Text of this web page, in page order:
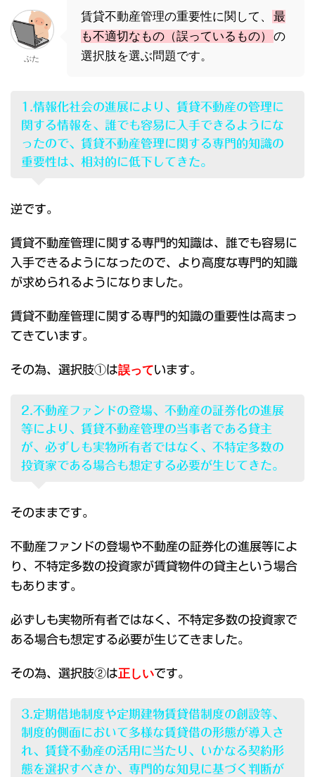
ぶた
賃貸不動産管理の重要性に関して、
最
も不適切なもの（誤っているもの）
の
選択肢を選ぶ問題です。
1.情報化社会の進展により、賃貸不動産の管理に
関する情報を、誰でも容易に入手できるようにな
ったので、賃貸不動産管理に関する専門的知識の
重要性は、相対的に低下してきた。
逆です。
賃貸不動産管理に関する専門的知識は、誰でも容易に
入手できるようになったので、より高度な専門的知識
が求められるようになりました。
賃貸不動産管理に関する専門的知識の重要性は高まっ
てきています。
その為、選択肢①は誤っています。
2.不動産ファンドの登場、不動産の証券化の進展
等により、賃貸不動産管理の当事者である貸主
が、必ずしも実物所有者ではなく、不特定多数の
投資家である場合も想定する必要が生じてきた。
そのままです。
不動産ファンドの登場や不動産の証券化の進展等によ
り、不特定多数の投資家が賃貸物件の貸主という場合
もあります。
必ずしも実物所有者ではなく、不特定多数の投資家で
ある場合も想定する必要が生じてきました。
その為、選択肢②は正しいです。
3.定期借地制度や定期建物賃貸借制度の創設等、
制度的側面において多様な賃貸借の形態が導入さ
れ、賃貸不動産の活用に当たり、いかなる契約形
態を選択すべきか、専門的な知見に基づく判断が